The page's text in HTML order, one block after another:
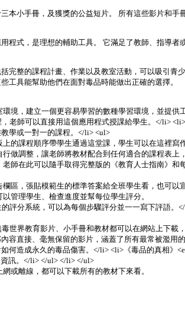
本小手冊，及獲獎的公益短片。 所有這些影片和
程式，是理想的輔助工具。 它滿足了教師、指導
完整的課程計畫、作業以及教室活動，可以吸引
工具能幫助他們在面對毒品時能做出正確的選擇。